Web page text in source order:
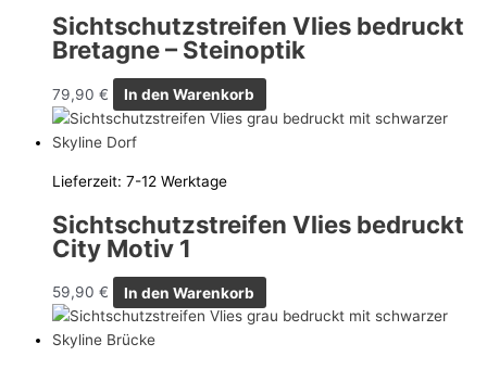
Sichtschutzstreifen Vlies bedruckt
Bretagne – Steinoptik
79,90 € In den Warenkorb
Lieferzeit: 7-12 Werktage
Sichtschutzstreifen Vlies bedruckt
City Motiv 1
59,90 € In den Warenkorb